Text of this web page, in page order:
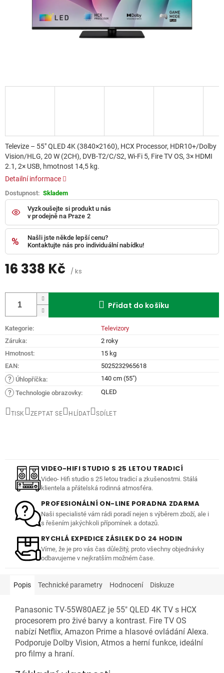
Vyzkoušejte si produkt u nás
v prodejně na Praze 2
Našli jste někde lepší cenu?
Kontaktujte nás pro individuální nabídku!
16 338 Kč / ks
cena:
Skladem
Kategorie:
Televizory
Záruka:
2 roky
Hmotnost:
15 kg
EAN: 5025232965618
? Úhlopříčka: 140 cm (55")
? Technologie obrazovky: QLED
Přidat do košíku
Televize – 55" QLED 4K (3840×2160), HCX Processor, HDR10+/Dolby
Vision/HLG, 20 W (2CH), DVB-T2/C/S2, Wi-Fi 5, Fire TV OS, 3× HDMI
2.1, 2× USB, hmotnost 14,5 kg.
Detailní informace
TISK ZEPTAT SE HLÍDAT SDÍLET
VIDEO-HIFI STUDIO S 25 LETOU TRADICÍ
Video- Hifi studio s 25 letou tradicí a zkušenostmi. Stálá
klientela a přátelská rodinná atmosféra.
PROFESIONÁLNÍ ON-LINE PORADNA ZDARMA
Naši specialisté vám rádi poradí nejen s výběrem zboží, ale i
s řešením jakýchkoli přípomínek a dotazů.
RYCHLÁ EXPEDICE ZÁSILEK DO 24 HODIN
Víme, že je pro vás čas důležitý, proto všechny objednávky
odbavujeme v nejkratším možném čase.
Popis Technické parametry Hodnocení Diskuze
Panasonic TV-55W80AEZ je 55" QLED 4K TV s HCX
procesorem pro živé barvy a kontrast. Fire TV OS
nabízí Netflix, Amazon Prime a hlasové ovládání Alexa.
Podporuje Dolby Vision, Atmos a herní funkce, ideální
pro filmy a hraní.